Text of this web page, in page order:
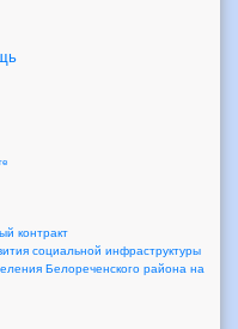
контракт
социальной инфраструктуры
Белореченского района на